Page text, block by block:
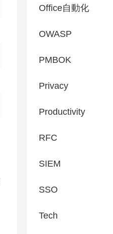
Office自動化
OWASP
PMBOK
Privacy
Productivity
RFC
SIEM
SSO
Tech